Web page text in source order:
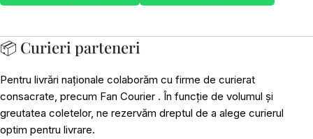
📦 Curieri parteneri
Pentru livrări naționale colaborăm cu firme de curierat
consacrate, precum Fan Courier . În funcție de volumul și
greutatea coletelor, ne rezervăm dreptul de a alege curierul
optim pentru livrare.